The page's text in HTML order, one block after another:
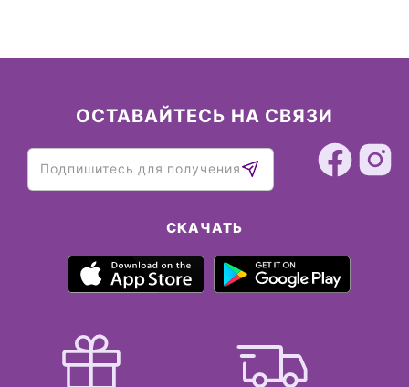
ОСТАВАЙТЕСЬ НА СВЯЗИ
СКАЧАТЬ